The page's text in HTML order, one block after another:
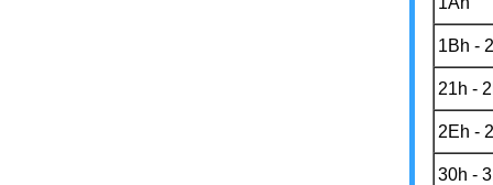
1Bh -
21h -
2Eh -
30h -